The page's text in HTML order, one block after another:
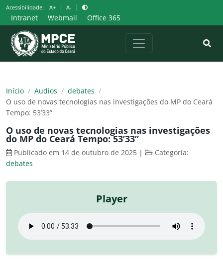
Pular
para
o
conteúdo
Acessibilidade: A+ | A- |
Intranet Webmail Office 365
Início / Audios / debates /
O uso de novas tecnologias nas investigações do MP do Ceará
Tempo: 53’33”
O uso de novas tecnologias nas investigações
do MP do Ceará Tempo: 53’33”
Publicado em 14 de outubro de 2025 |
Categoria:
debates
Player